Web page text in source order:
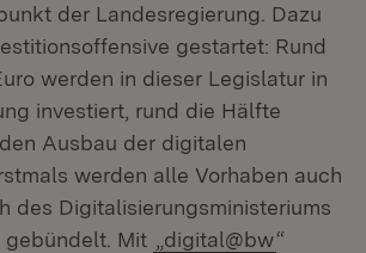
der Landesregierung. Dazu
gestartet: Rund
werden in dieser Legislatur in
investiert, rund die Hälfte
Ausbau der digitalen
werden alle Vorhaben auch
des Digitalisierungsministeriums
gebündelt. Mit
„digital@bw“